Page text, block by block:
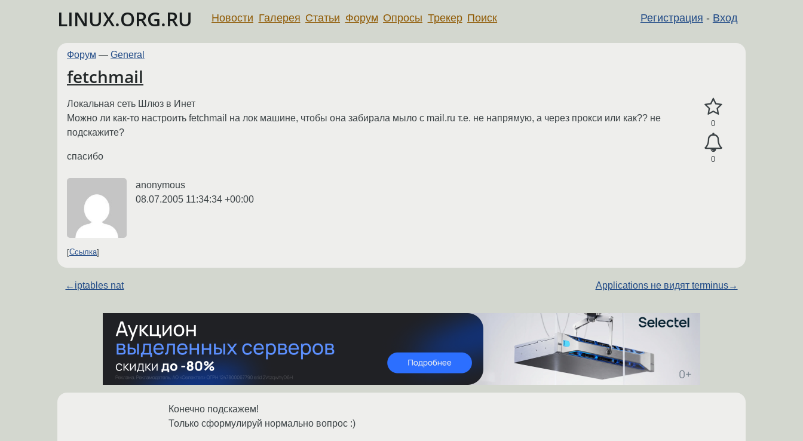
LINUX.ORG.RU Регистрация - Вход
Новости Галерея Статьи Форум Опросы Трекер Поиск
Форум — General
fetchmail
0
0
Локальная сеть Шлюз в Инет
Можно ли как-то настроить fetchmail на лок машине, чтобы она забирала мыло с mail.ru т.е. не напрямую, а через прокси или как?? не
подскажите?
спасибо
anonymous
08.07.2005 11:34:34 +00:00
Ссылка
← iptables nat Applications не видят terminus→
Конечно подскажем!
Только сформулируй нормально вопрос :)